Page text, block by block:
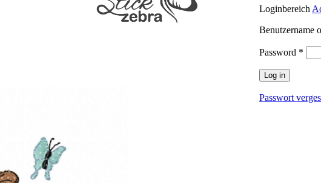
Loginbereich
Benutzername
Password *
Log in
Passwort